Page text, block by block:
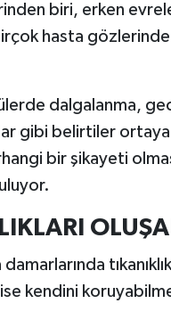
biri, erken
hasta
dalgalanma,
gibi belirtiler ortaya
bir şikayeti
kendini